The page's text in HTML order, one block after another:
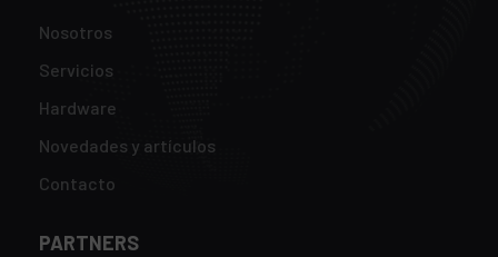
Nosotros
Servicios
Hardware
Novedades y artículos
Contacto
PARTNERS